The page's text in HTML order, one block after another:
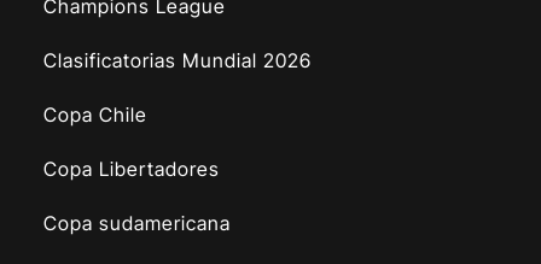
Champions League
Clasificatorias Mundial 2026
Copa Chile
Copa Libertadores
Copa sudamericana